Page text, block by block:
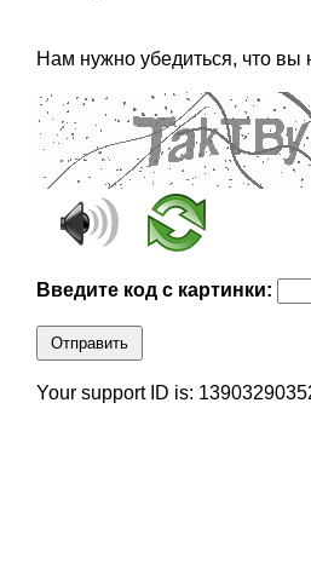
Нам нужно убедиться, что вы
Введите код с картинки:
Отправить
Your support ID is: